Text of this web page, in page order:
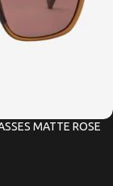
MATTE ROSE